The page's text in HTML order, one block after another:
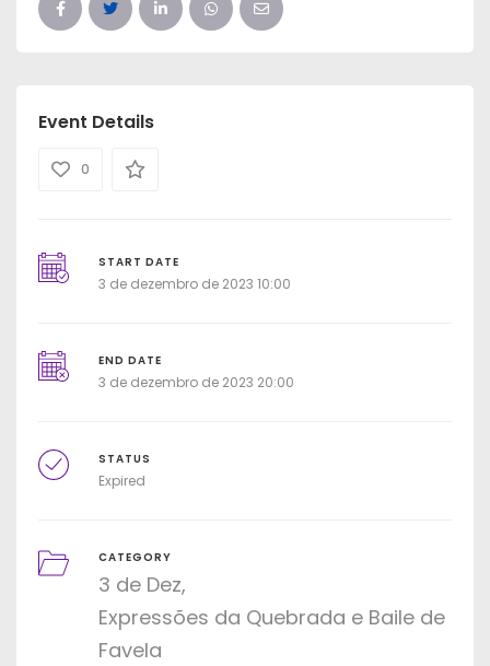
Event Details
0
START DATE
3 de dezembro de 2023 10:00
END DATE
3 de dezembro de 2023 20:00
STATUS
Expired
CATEGORY
3 de Dez
Expressões da Quebrada e Baile de
Favela